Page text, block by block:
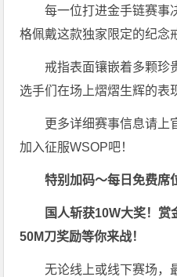
每一位打进金手链赛事
格佩戴这款独家限定的纪念
戒指表面镶嵌着多颗珍
选手们在场上熠熠生辉的表
更多详细赛事信息请上
加入征服WSOP吧！
特别加码～每日免费席
国人斩获10W大奖！ 赏
50M刀奖励等你来战！
无论线上或线下赛场，